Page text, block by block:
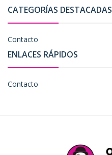
CATEGORÍAS DESTACADAS
Contacto
ENLACES RÁPIDOS
Contacto